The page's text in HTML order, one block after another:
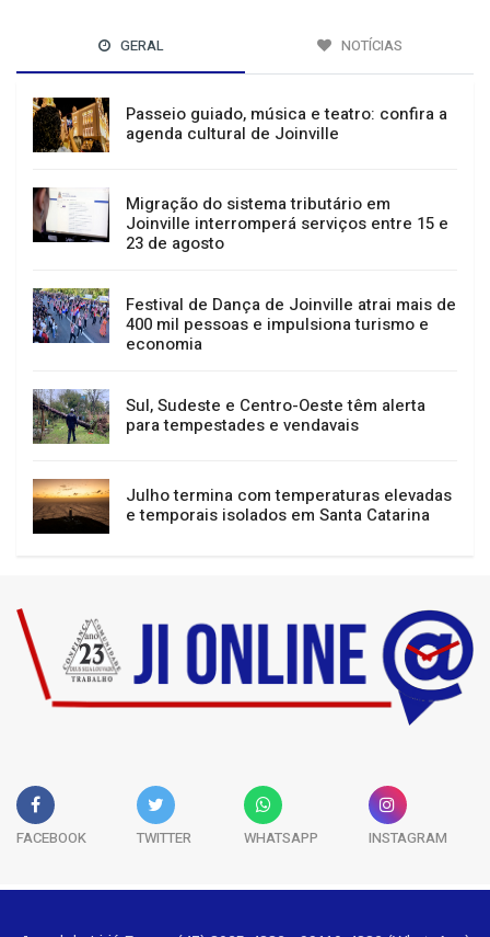
GERAL NOTÍCIAS
Passeio guiado, música e teatro: confira a
agenda cultural de Joinville
Migração do sistema tributário em
Joinville interromperá serviços entre 15 e
23 de agosto
Festival de Dança de Joinville atrai mais de
400 mil pessoas e impulsiona turismo e
economia
Sul, Sudeste e Centro-Oeste têm alerta
para tempestades e vendavais
e temporais isolados em Santa Catarina
FACEBOOK TWITTER WHATSAPP INSTAGRAM